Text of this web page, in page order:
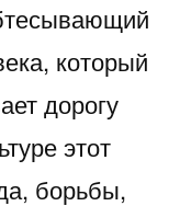
который
дорогу
этот
борьбы,